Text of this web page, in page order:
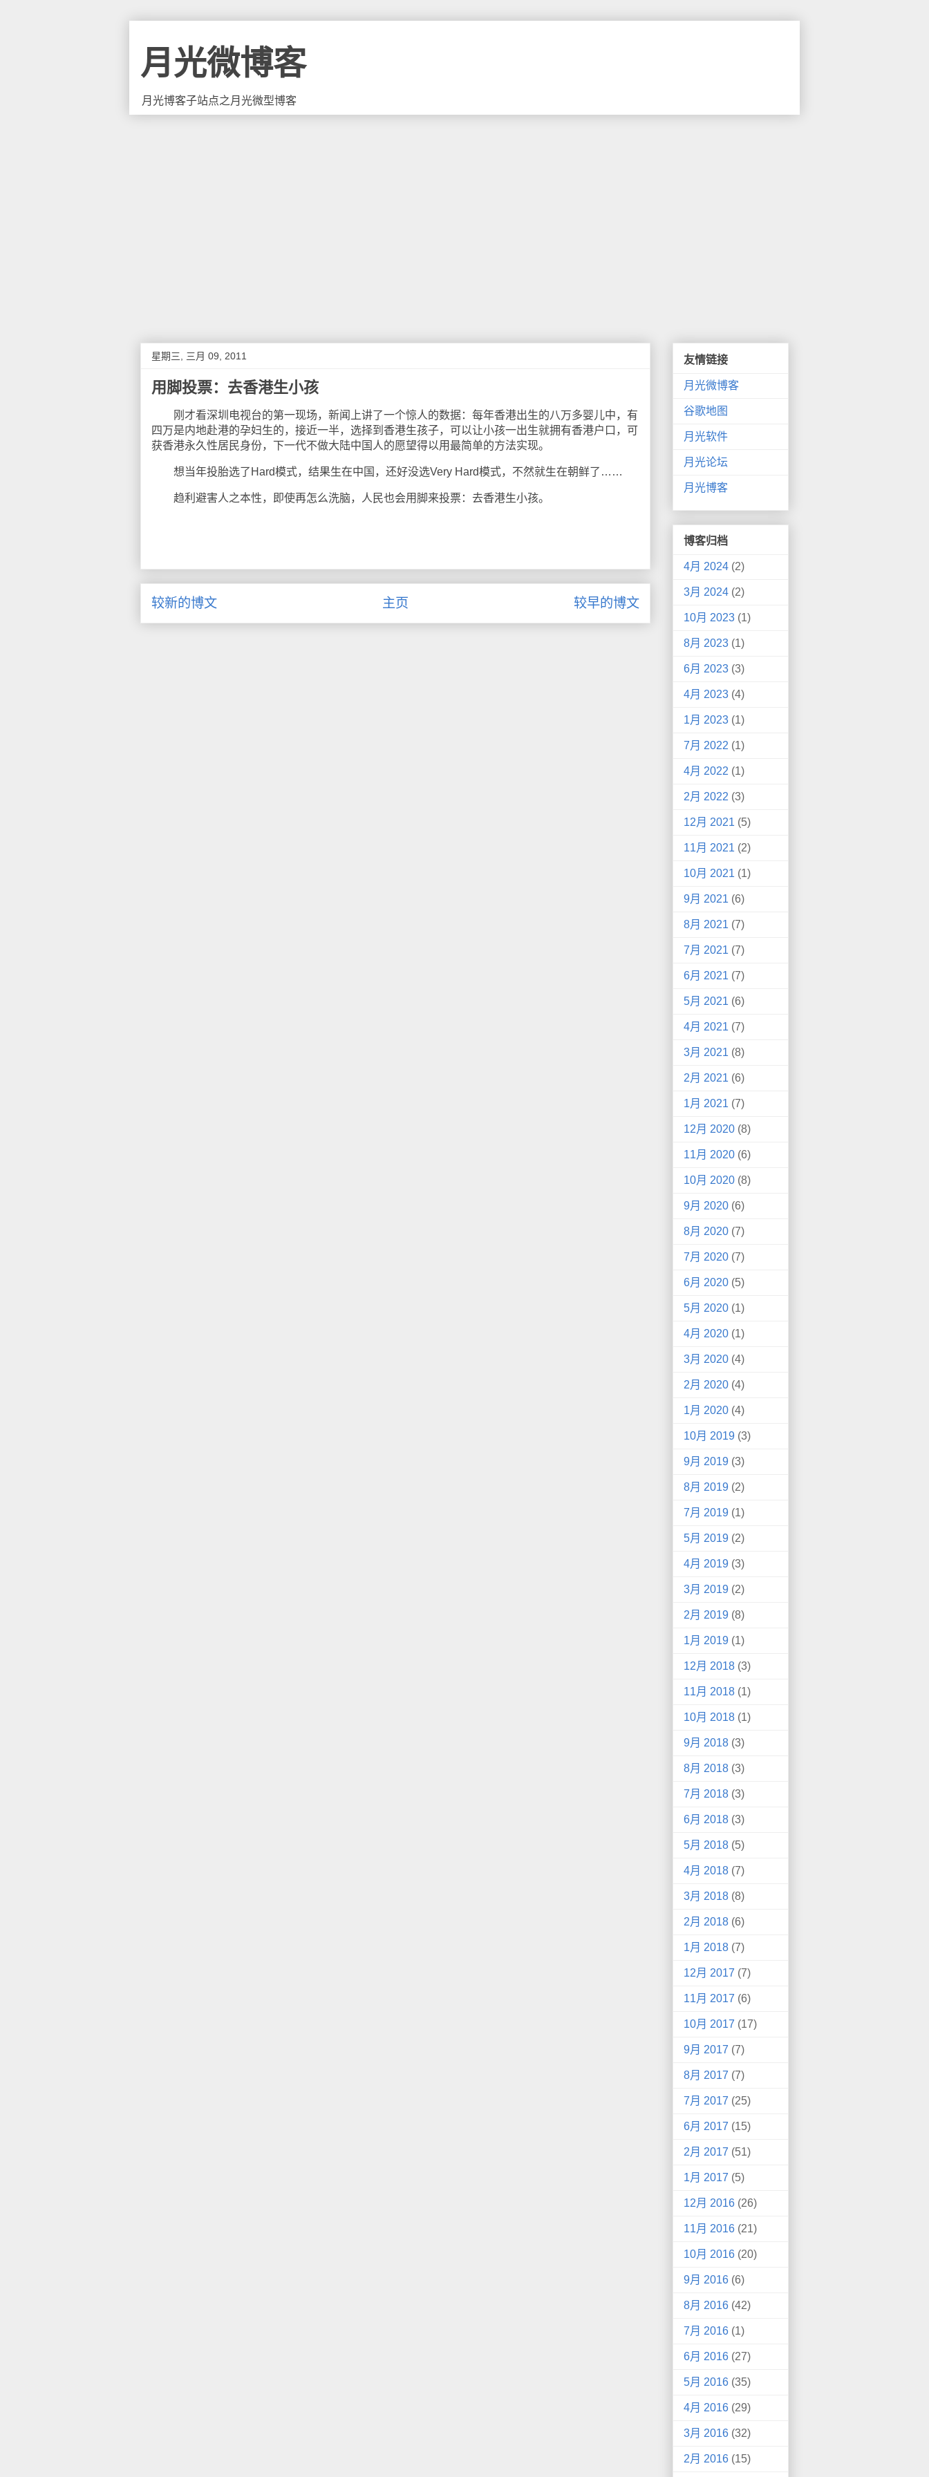
月光微博客
月光博客子站点之月光微型博客
星期三, 三月 09, 2011
用脚投票：去香港生小孩
刚才看深圳电视台的第一现场，新闻上讲了一个惊人的数据：每年香港出生的八万多婴儿中，有
四万是内地赴港的孕妇生的，接近一半，选择到香港生孩子，可以让小孩一出生就拥有香港户口，可
获香港永久性居民身份，下一代不做大陆中国人的愿望得以用最简单的方法实现。
想当年投胎选了Hard模式，结果生在中国，还好没选Very Hard模式，不然就生在朝鲜了……
趋利避害人之本性，即使再怎么洗脑，人民也会用脚来投票：去香港生小孩。
较新的博文 较早的博文
主页
友情链接
月光微博客
谷歌地图
月光软件
月光论坛
月光博客
博客归档
4月 2024 (2)
3月 2024 (2)
10月 2023 (1)
8月 2023 (1)
6月 2023 (3)
4月 2023 (4)
1月 2023 (1)
7月 2022 (1)
4月 2022 (1)
2月 2022 (3)
12月 2021 (5)
11月 2021 (2)
10月 2021 (1)
9月 2021 (6)
8月 2021 (7)
7月 2021 (7)
6月 2021 (7)
5月 2021 (6)
4月 2021 (7)
3月 2021 (8)
2月 2021 (6)
1月 2021 (7)
12月 2020 (8)
11月 2020 (6)
10月 2020 (8)
9月 2020 (6)
8月 2020 (7)
7月 2020 (7)
6月 2020 (5)
5月 2020 (1)
4月 2020 (1)
3月 2020 (4)
2月 2020 (4)
1月 2020 (4)
10月 2019 (3)
9月 2019 (3)
8月 2019 (2)
7月 2019 (1)
5月 2019 (2)
4月 2019 (3)
3月 2019 (2)
2月 2019 (8)
1月 2019 (1)
12月 2018 (3)
11月 2018 (1)
10月 2018 (1)
9月 2018 (3)
8月 2018 (3)
7月 2018 (3)
6月 2018 (3)
5月 2018 (5)
4月 2018 (7)
3月 2018 (8)
2月 2018 (6)
1月 2018 (7)
12月 2017 (7)
11月 2017 (6)
10月 2017 (17)
9月 2017 (7)
8月 2017 (7)
7月 2017 (25)
6月 2017 (15)
2月 2017 (51)
1月 2017 (5)
12月 2016 (26)
11月 2016 (21)
10月 2016 (20)
9月 2016 (6)
8月 2016 (42)
7月 2016 (1)
6月 2016 (27)
5月 2016 (35)
4月 2016 (29)
3月 2016 (32)
2月 2016 (15)